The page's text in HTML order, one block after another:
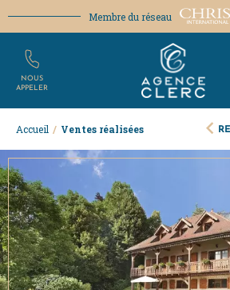
Accueil / Ventes réalisées
Membre du réseau
NOUS
APPELER